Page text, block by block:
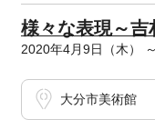
様々な表現～吉
2020年4月9日（木）
大分市美術館